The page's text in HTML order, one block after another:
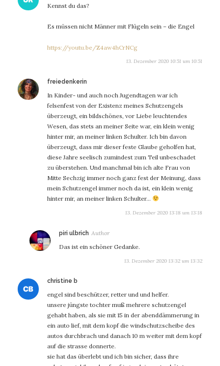
Kennst du das?
Es müssen nicht Männer mit Flügeln sein – die Engel
https://youtu.be/Z4aw4hCrNCg
13. Dezember 2020 10:51 um 10:51
freiedenkerin
In Kinder- und auch noch Jugendtagen war ich
felsenfest von der Existenz meines Schutzengels
überzeugt, ein bildschönes, vor Liebe leuchtendes
Wesen, das stets an meiner Seite war, ein klein wenig
hinter mir, an meiner linken Schulter. Ich bin davon
überzeugt, dass mir dieser feste Glaube geholfen hat,
diese Jahre seelisch zumindest zum Teil unbeschadet
zu überstehen. Und manchmal bin ich alte Frau von
Mitte Sechzig immer noch ganz fest der Meinung, dass
mein Schutzengel immer noch da ist, ein klein wenig
hinter mir, an meiner linken Schulter…
13. Dezember 2020 13:18 um 13:18
piri ulbrich sagt:
Das ist ein schöner Gedanke.
13. Dezember 2020 13:32 um 13:32
christine b
engel sind beschützer, retter und und helfer.
unsere jüngste tochter muß mehrere schutzengel
gehabt haben, als sie mit 15 in der abenddämmerung in
ein auto lief, mit dem kopf die windschutzscheibe des
autos durchbrach und danach 10 m weiter mit dem kopf
auf die strasse donnerte.
sie hat das überlebt und ich bin sicher, dass ihre